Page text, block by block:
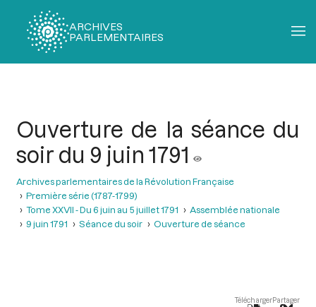
ARCHIVES
PARLEMENTAIRES
Ouverture de la séance du
soir du 9 juin 1791
Archives parlementaires de la Révolution Française
Première série (1787-1799)
Tome XXVII - Du 6 juin au 5 juillet 1791
Assemblée nationale
9 juin 1791
Séance du soir Ouverture de séance
TéléchargerPartager